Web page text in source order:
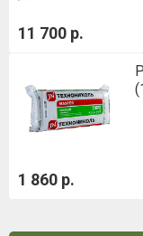
11 700 р.
1 860 р.